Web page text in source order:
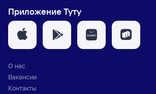
Приложение Туту
О нас
Вакансии
Контакты